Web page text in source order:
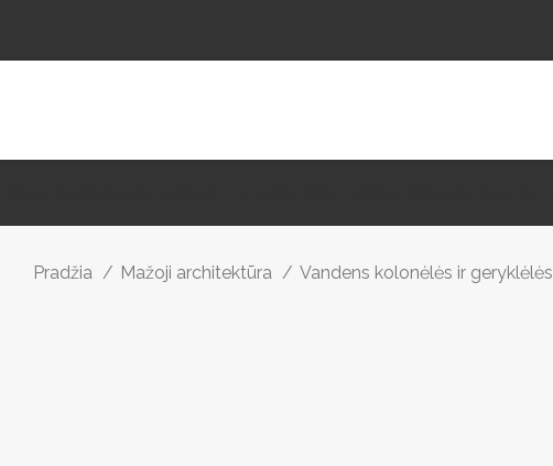
Pradžia Mažoji architektūra Vandens kolonėlės ir geryklėlės